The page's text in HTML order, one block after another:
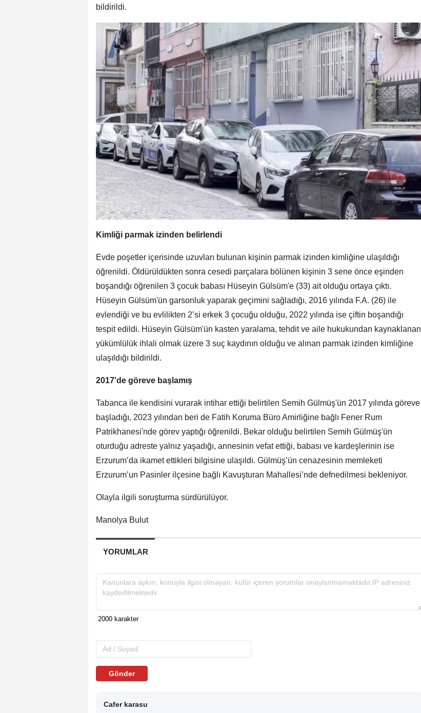
bildirildi.
Kimliği parmak izinden belirlendi
Evde poşetler içerisinde uzuvları bulunan kişinin parmak izinden kimliğine ulaşıldığı
öğrenildi. Öldürüldükten sonra cesedi parçalara bölünen kişinin 3 sene önce eşinden
boşandığı öğrenilen 3 çocuk babası Hüseyin Gülsüm'e (33) ait olduğu ortaya çıktı.
Hüseyin Gülsüm'ün garsonluk yaparak geçimini sağladığı, 2016 yılında F.A. (26) ile
evlendiği ve bu evlilikten 2’si erkek 3 çocuğu olduğu, 2022 yılında ise çiftin boşandığı
tespit edildi. Hüseyin Gülsüm'ün kasten yaralama, tehdit ve aile hukukundan kaynaklanan
yükümlülük ihlali olmak üzere 3 suç kaydının olduğu ve alınan parmak izinden kimliğine
ulaşıldığı bildirildi.
2017'de göreve başlamış
Tabanca ile kendisini vurarak intihar ettiği belirtilen Semih Gülmüş'ün 2017 yılında göreve
başladığı, 2023 yılından beri de Fatih Koruma Büro Amirliğine bağlı Fener Rum
Patrikhanesi'nde görev yaptığı öğrenildi. Bekar olduğu belirtilen Semih Gülmüş'ün
oturduğu adreste yalnız yaşadığı, annesinin vefat ettiği, babası ve kardeşlerinin ise
Erzurum’da ikamet ettikleri bilgisine ulaşıldı. Gülmüş’ün cenazesinin memleketi
Erzurum’un Pasinler ilçesine bağlı Kavuşturan Mahallesi’nde defnedilmesi bekleniyor.
Olayla ilgili soruşturma sürdürülüyor.
Manolya Bulut
YORUMLAR
Gönder
Cafer karasu